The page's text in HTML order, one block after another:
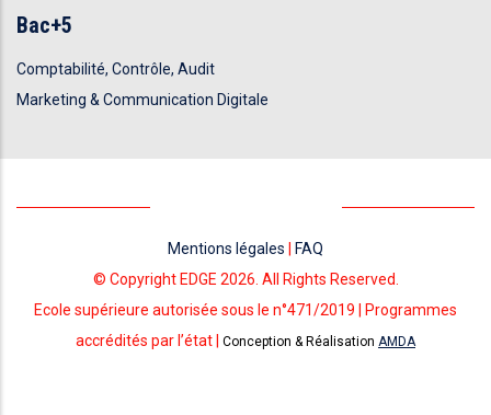
Bac+5
Comptabilité, Contrôle, Audit
Marketing & Communication Digitale
Mentions légales
FAQ
© Copyright EDGE 2026. All Rights Reserved.
Ecole supérieure autorisée sous le n°471/2019 | Programmes
accrédités par l’état | Conception & Réalisation AMDA